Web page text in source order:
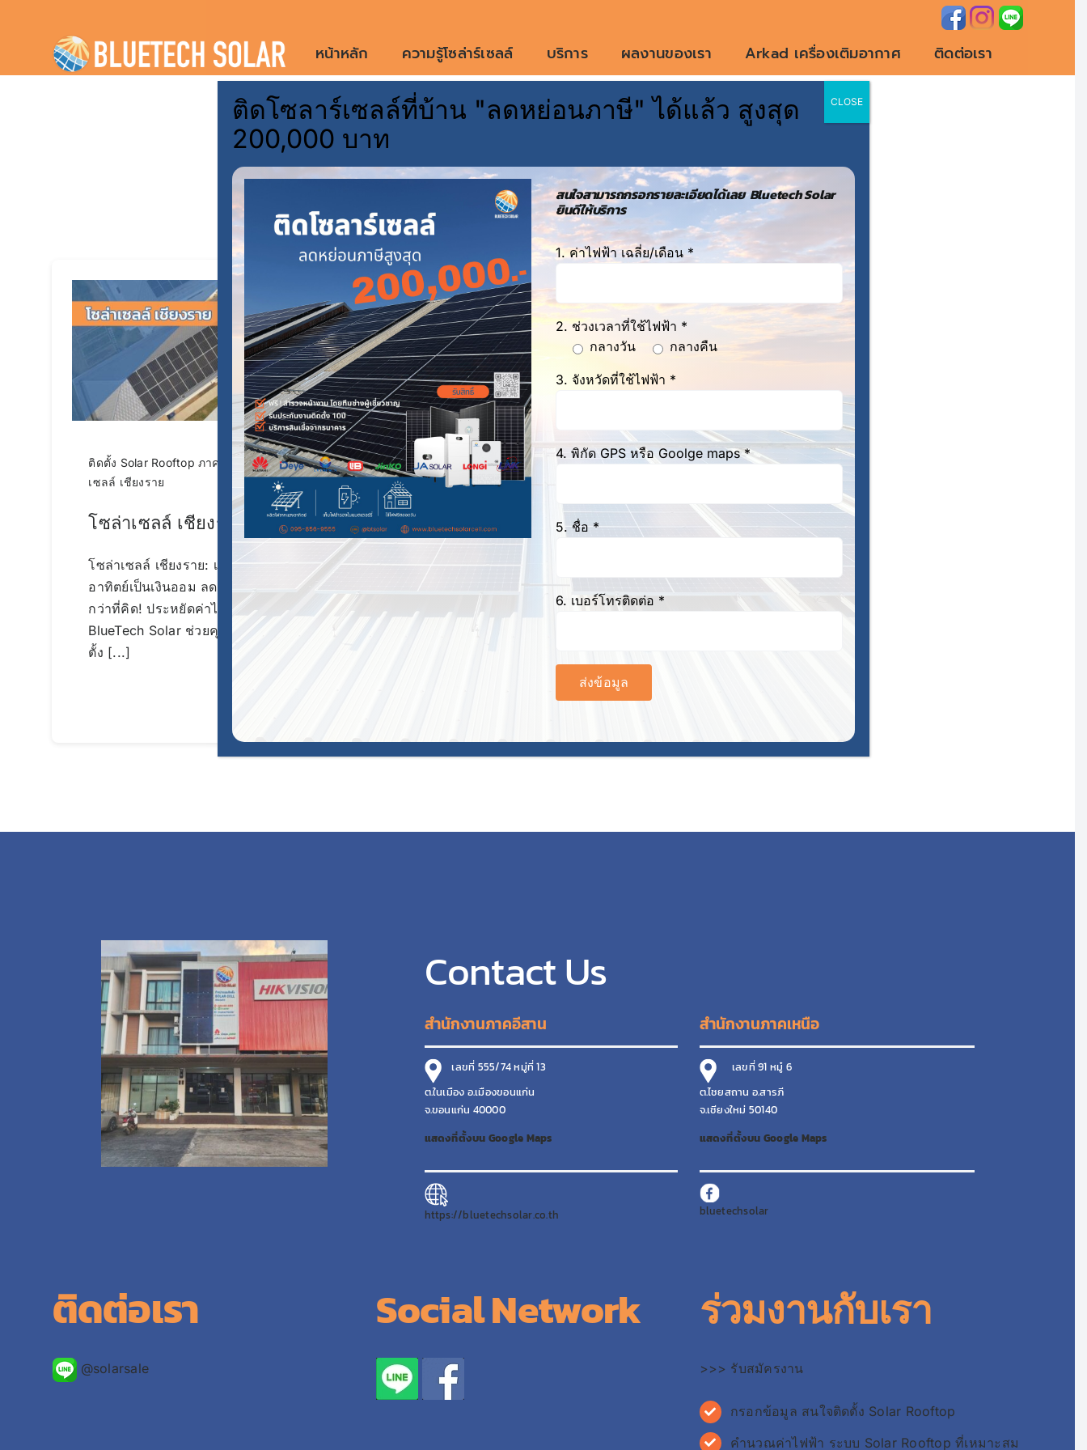
หน้าหลัก ความรู้โซล่าร์เซลล์ บริการ ผลงานของเรา Arkad เครื่องเติมอากาศ ติดต่อเรา
พลังงานแสงอาทิตย์ เชียงราย
1 item items
ติดตั้ง Solar Rooftop ภาคเหนือ,โซล่า
เซลล์ เชียงราย
โซล่าเซลล์ เชียงราย
โซล่าเซลล์ เชียงราย: เปลี่ยนแสง
อาทิตย์เป็นเงินออม ลดค่าไฟ ยั่งยืน
กว่าที่คิด! ประหยัดค่าไฟเห็นผลจริง
BlueTech Solar ช่วยคุณได้ สำรวจติด
ตั้ง [...]
Contact Us
สำนักงานภาคอีสาน
เลขที่ 555/74 หมู่ที่ 13
ต.ในเมือง อ.เมืองขอนแก่น
จ.ขอนแก่น 40000
แสดงที่ตั้งบน Google Maps
https://bluetechsolar.co.th
สำนักงานภาคเหนือ
เลขที่ 91 หมู๋ 6
ต.ไชยสถาน อ.สารภี
จ.เชียงใหม่ 50140
แสดงที่ตั้งบน Google Maps
bluetechsolar
ติดต่อเรา
@solarsale
Social Network ร่วมงานกับเรา
>>> รับสมัครงาน
กรอกข้อมูล สนใจติดตั้ง Solar Rooftop
คำนวณค่าไฟฟ้า ระบบ Solar Rooftop ที่เหมาะสม
ติดโซลาร์เซลล์ที่บ้าน "ลดหย่อนภาษี" ได้แล้ว สูงสุด
200,000 บาท
สนใจสามารถกรอกรายละเอียดได้เลย Bluetech Solar
ยินดีให้บริการ
1. ค่าไฟฟ้า เฉลี่ย/เดือน *
2. ช่วงเวลาที่ใช้ไฟฟ้า *
กลางวัน
กลางคืน
3. จังหวัดที่ใช้ไฟฟ้า *
4. พิกัด GPS หรือ Goolge maps *
5. ชื่อ *
6. เบอร์โทรติดต่อ *
CLOSE